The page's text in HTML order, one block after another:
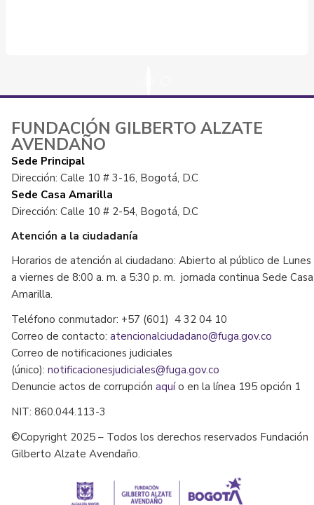
FUNDACIÓN GILBERTO ALZATE
AVENDAÑO
Sede Principal
Dirección: Calle 10 # 3-16, Bogotá, D.C
Sede Casa Amarilla
Dirección: Calle 10 # 2-54, Bogotá, D.C
Atención a la ciudadanía
Horarios de atención al ciudadano: Abierto al público de Lunes
a viernes de 8:00 a. m. a 5:30 p. m. jornada continua Sede Casa
Amarilla.
Teléfono conmutador: +57 (601) 4 32 04 10
Correo de contacto: atencionalciudadano@fuga.gov.co
Correo de notificaciones judiciales
(único): notificacionesjudiciales@fuga.gov.co
Denuncie actos de corrupción aquío en la línea 195 opción 1
NIT: 860.044.113-3
©Copyright 2025 – Todos los derechos reservados Fundación
Gilberto Alzate Avendaño.